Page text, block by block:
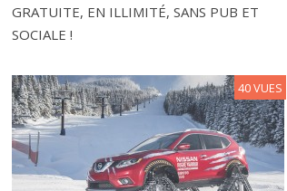
GRATUITE, EN ILLIMITÉ, SANS PUB ET
SOCIALE !
40 VUES